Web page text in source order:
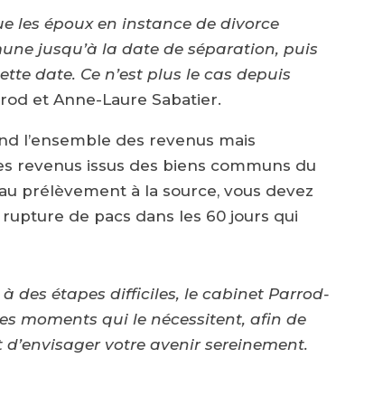
les époux en instance de divorce
jusqu’à la date de séparation, puis
date. Ce n’est plus le cas depuis
et Anne-Laure Sabatier.
l’ensemble des revenus mais
revenus issus des biens communs du
prélèvement à la source, vous devez
de pacs dans les 60 jours qui
des étapes difficiles, le cabinet Parrod-
moments qui le nécessitent, afin de
votre avenir sereinement.